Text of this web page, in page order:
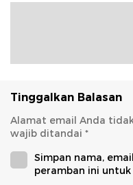
Tinggalkan Balasan
Alamat email Anda
wajib ditandai *
Simpan nama,
peramban ini